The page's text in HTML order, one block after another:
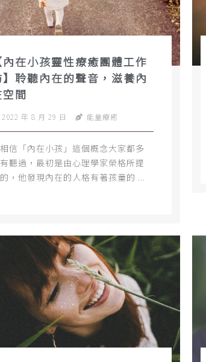
在小孩靈性療癒團體工作
聆聽內在的聲音，滋養內
間
年 8 月 29 日 能量療癒
信「內在小孩」這個概念大家都多
聽過，最初是由心理學家榮格所提
，他發現內在的人格有著孩童的 ...